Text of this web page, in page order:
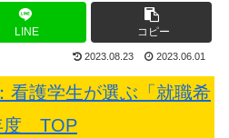
LINE コピー
2023.08.23 2023.06.01
看護学生が選ぶ「就職希
度 TOP